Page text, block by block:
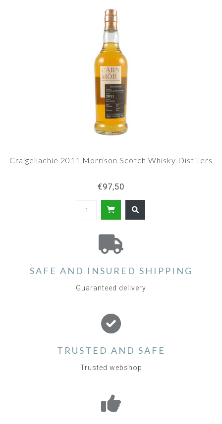
Craigellachie 2011 Morrison Scotch Whisky Distillers
€97,50
SAFE AND INSURED SHIPPING
Guaranteed delivery
TRUSTED AND SAFE
Trusted webshop